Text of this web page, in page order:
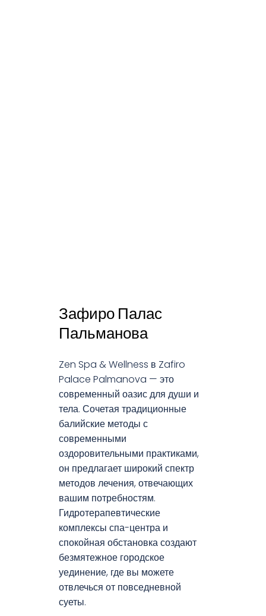
Зафиро Палас
Пальманова
Zen Spa & Wellness в Zafiro
Palace Palmanova — это
современный оазис для души и
тела. Сочетая традиционные
балийские методы с
современными
оздоровительными практиками,
он предлагает широкий спектр
методов лечения, отвечающих
вашим потребностям.
Гидротерапевтические
комплексы спа-центра и
спокойная обстановка создают
безмятежное городское
уединение, где вы можете
отвлечься от повседневной
суеты.